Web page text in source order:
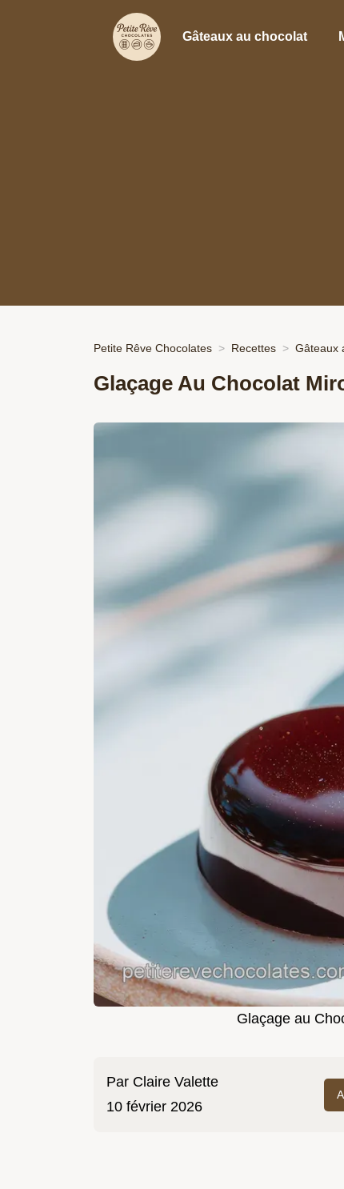
Gâteaux au chocolat
Petite Rêve Chocolates Recettes Gâteaux
Glaçage Au Chocolat
Glaçage au
Par Claire Valette
10 février 2026